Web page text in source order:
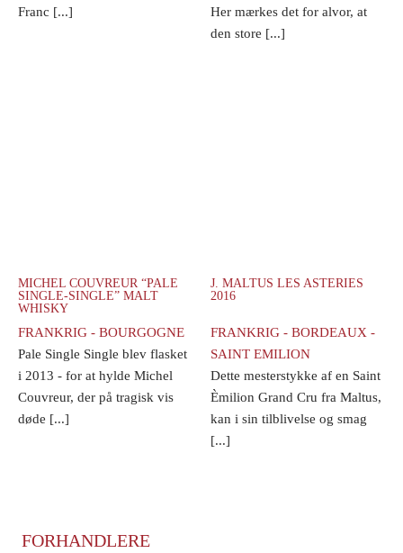
Franc [...]
Her mærkes det for alvor, at
den store [...]
MICHEL COUVREUR “PALE
SINGLE-SINGLE” MALT
WHISKY
FRANKRIG - BOURGOGNE
Pale Single Single blev flasket
i 2013 - for at hylde Michel
Couvreur, der på tragisk vis
døde [...]
J. MALTUS LES ASTERIES
2016
FRANKRIG - BORDEAUX -
SAINT EMILION
Dette mesterstykke af en Saint
Èmilion Grand Cru fra Maltus,
kan i sin tilblivelse og smag
[...]
FORHANDLERE